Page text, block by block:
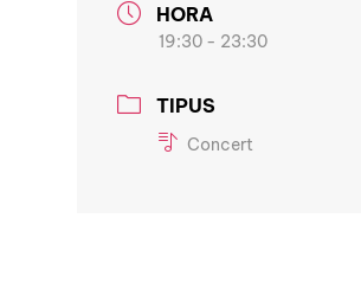
HORA
19:30 - 23:30
TIPUS
Concert